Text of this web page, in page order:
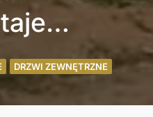
DRZWI ZEWNĘTRZNE